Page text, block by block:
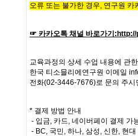
오류 또는 불가한 경우, 연구원 카
☞ 카카오톡 채널 바로가기 :
교육과정의 상세 수업 내용에 관한
한국 티소믈리에 연구원 이메일
전화(02-3446-7676)로 문의 주시
* 결제 방법 안내
- 입금, 카드, 네이버페이 결제 가
- BC, 국민, 하나, 삼성, 신한, 현